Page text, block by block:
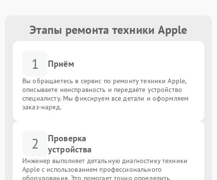
Этапы ремонта техники Apple
1 Приём
Вы обращаетесь в сервис по ремонту техники Apple,
описываете неисправность и передаёте устройство
специалисту. Мы фиксируем все детали и оформляем
заказ-наряд.
2
Проверка
устройства
Инженер выполняет детальную диагностику техники
Apple с использованием профессионального
оборудования. Это помогает точно определить